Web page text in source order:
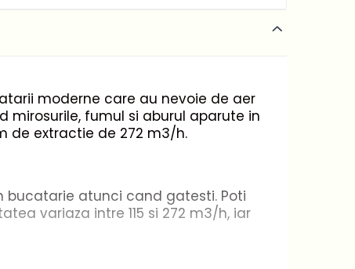
moderne care au nevoie de aer
fumul si aburul aparute in
de extractie de 272 m3/h.
bucatarie atunci cand gatesti. Poti
variaza intre 115 si 272 m3/h, iar